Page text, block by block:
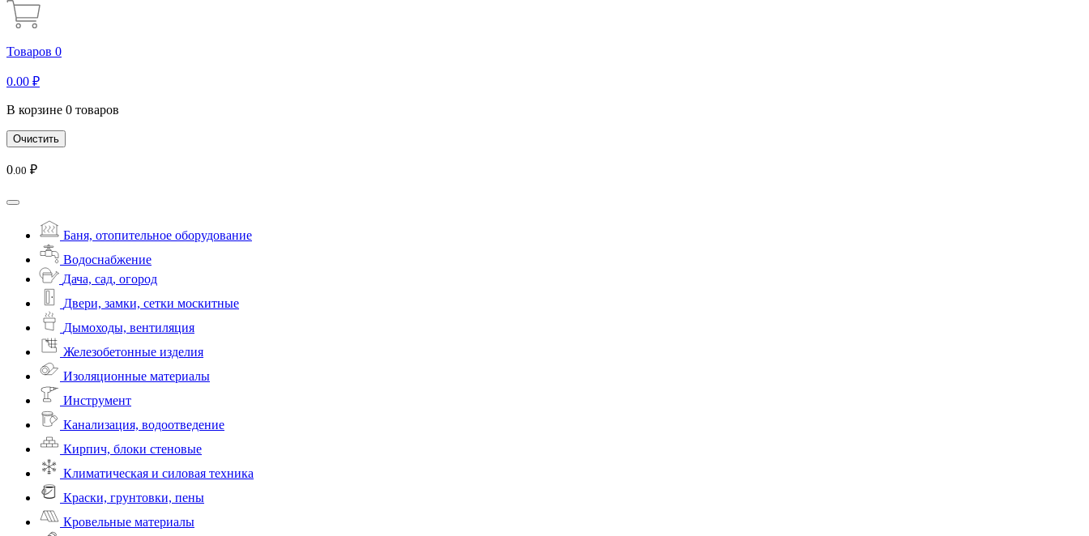
Товаров 0
0.00 ₽
В корзине 0 товаров
Очистить
0 .00 ₽
Баня, отопительное оборудование
Водоснабжение
Дача, сад, огород
Двери, замки, сетки москитные
Дымоходы, вентиляция
Железобетонные изделия
Изоляционные материалы
Инструмент
Канализация, водоотведение
Кирпич, блоки стеновые
Климатическая и силовая техника
Краски, грунтовки, пены
Кровельные материалы